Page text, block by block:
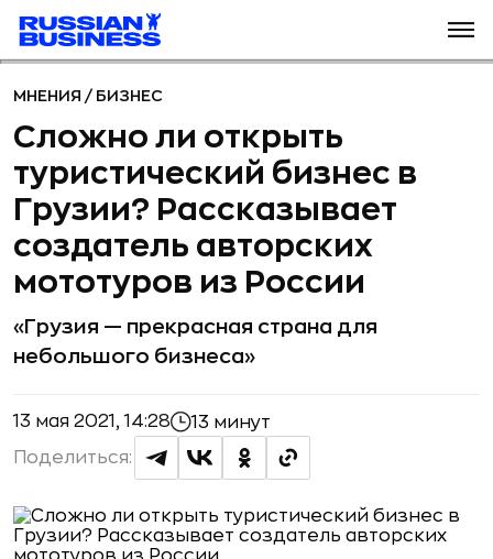
МНЕНИЯ / БИЗНЕС
Сложно ли открыть
туристический бизнес в
Грузии? Рассказывает
создатель авторских
мототуров из России
«Грузия — прекрасная страна для
небольшого бизнеса»
13 мая 2021, 14:28 13 минут
Поделиться: